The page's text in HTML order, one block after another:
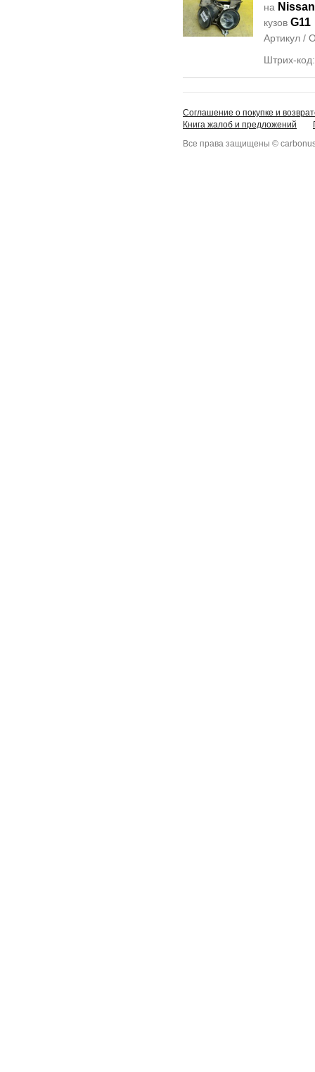
на
кузов G11
Артикул /
Штрих-
Соглашение о покупке и
Книга жалоб и предложений
Все права защищены ©